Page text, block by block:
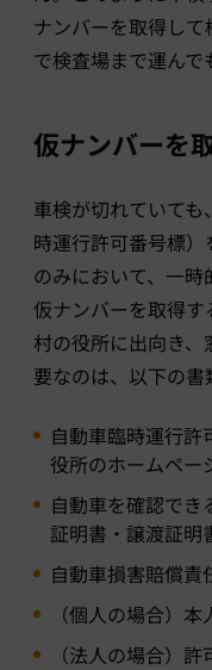
ナンバーを取得し
で検査場まで運んで
仮ナンバーを
車検が切れていて
時運行許可番号標
のみにおいて、一時
仮ナンバーを取得
村の役所に出向き、
要なのは、以下の書
自動車臨時運行許
役所のホームペー
自動車を確認で
証明書・譲渡証明
自動車損害賠償責
（個人の場合）
（法人の場合）